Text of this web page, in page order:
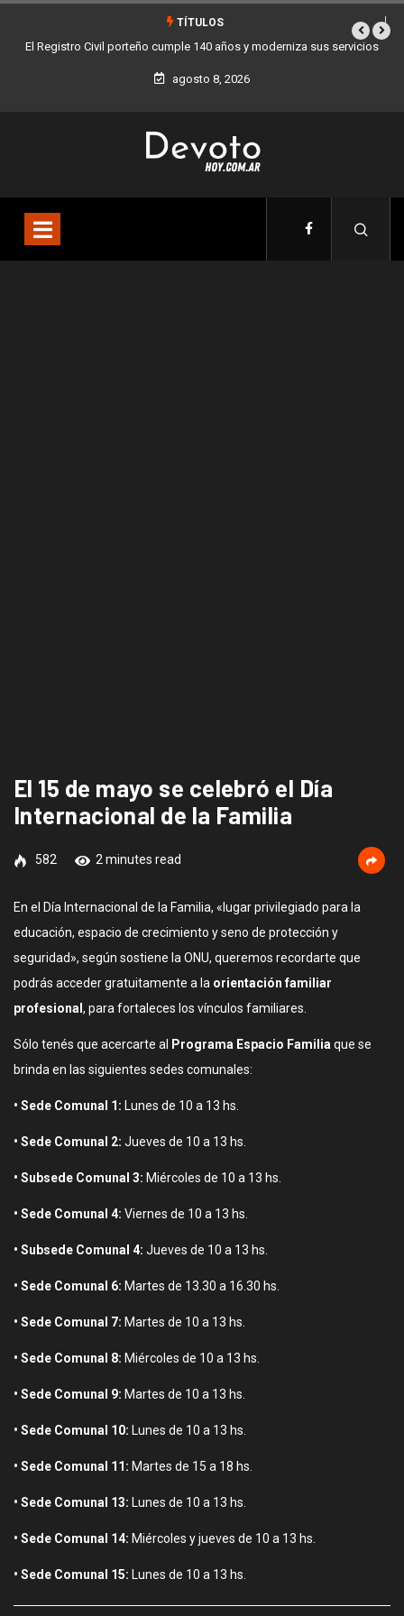
TÍTULOS
El Registro Civil porteño cumple 140 años y moderniza sus servicios
agosto 8, 2026
El 15 de mayo se celebró el Día
Internacional de la Familia
582 2 minutes read
En el Día Internacional de la Familia, «lugar privilegiado para la
educación, espacio de crecimiento y seno de protección y
seguridad», según sostiene la ONU, queremos recordarte que
podrás acceder gratuitamente a la orientación familiar
profesional , para fortaleces los vínculos familiares.
Sólo tenés que acercarte al Programa Espacio Familia que se
brinda en las siguientes sedes comunales:
• Sede Comunal 1: Lunes de 10 a 13 hs.
• Sede Comunal 2: Jueves de 10 a 13 hs.
• Subsede Comunal 3: Miércoles de 10 a 13 hs.
• Sede Comunal 4: Viernes de 10 a 13 hs.
• Subsede Comunal 4: Jueves de 10 a 13 hs.
• Sede Comunal 6: Martes de 13.30 a 16.30 hs.
• Sede Comunal 7: Martes de 10 a 13 hs.
• Sede Comunal 8: Miércoles de 10 a 13 hs.
• Sede Comunal 9: Martes de 10 a 13 hs.
• Sede Comunal 10: Lunes de 10 a 13 hs.
• Sede Comunal 11: Martes de 15 a 18 hs.
• Sede Comunal 13: Lunes de 10 a 13 hs.
• Sede Comunal 14: Miércoles y jueves de 10 a 13 hs.
• Sede Comunal 15: Lunes de 10 a 13 hs.